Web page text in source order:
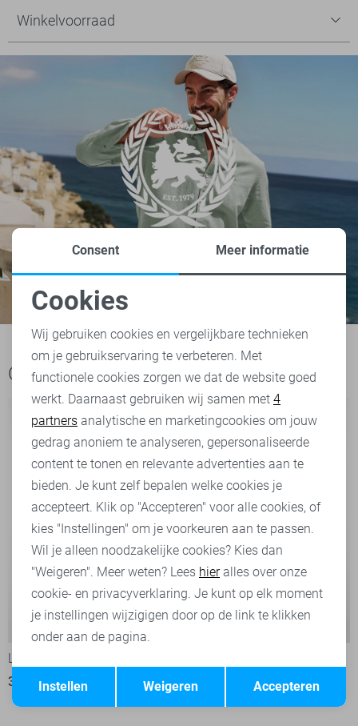
Winkelvoorraad
Ook het bekijken waard
-60%
Lerros Trui
36,00 89,99
36,00
89,99
Noodzakelijke cookies
Personalisatie cookies
Analytische cookies
Marketing cookies
Terug Opslaan
Consent Meer informatie
Cookies
Wij gebruiken cookies en vergelijkbare technieken
om je gebruikservaring te verbeteren. Met
functionele cookies zorgen we dat de website goed
werkt. Daarnaast gebruiken wij samen met 4
partners analytische en marketingcookies om jouw
gedrag anoniem te analyseren, gepersonaliseerde
content te tonen en relevante advertenties aan te
bieden. Je kunt zelf bepalen welke cookies je
accepteert. Klik op "Accepteren" voor alle cookies, of
kies "Instellingen" om je voorkeuren aan te passen.
Wil je alleen noodzakelijke cookies? Kies dan
"Weigeren". Meer weten? Lees hieralles over onze
cookie- en privacyverklaring. Je kunt op elk moment
je instellingen wijzigigen door op de link te klikken
onder aan de pagina.
Accepteren
Weigeren
Instellen